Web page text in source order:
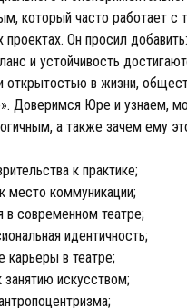
который часто работает с
проектах. Он просил добавить:
и устойчивость
открытостью в жизни,
Доверимся Юре и узнаем,
а также зачем ему
к практике;
место коммуникации;
в современном театре;
идентичность;
карьеры в театре;
занятию искусством;